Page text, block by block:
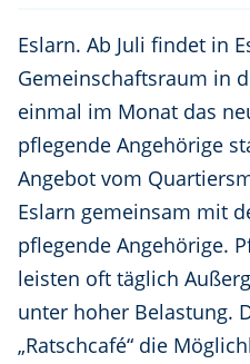
Eslarn. Ab Juli findet in
Gemeinschaftsraum in
einmal im Monat das
pflegende Angehörige
Angebot vom
Eslarn gemeinsam mit
pflegende Angehörige.
leisten oft täglich
unter hoher Belastung.
„Ratschcafé“ die